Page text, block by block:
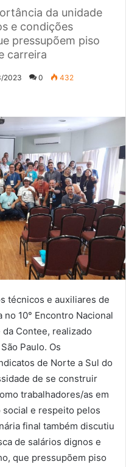
da unidade
e condições
pressupõem piso
carreira
2023 0 432
técnicos e auxiliares de
10° Encontro Nacional
Contee, realizado
Paulo. Os
de Norte a Sul do
de se construir
trabalhadores/as em
e respeito pelos
final também discutiu
de salários dignos e
que pressupõem piso